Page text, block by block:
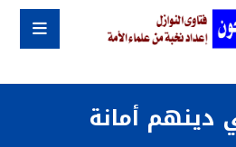
دينهم أمانة